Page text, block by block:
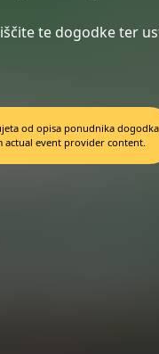
te dogodke ter
od opisa ponudnika
actual event provider content.